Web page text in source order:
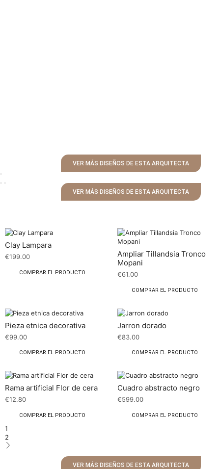
VER MÁS DISEÑOS DE ESTA ARQUITECTA
VER MÁS DISEÑOS DE ESTA ARQUITECTA
Clay Lampara
€199.00
COMPRAR EL PRODUCTO
Ampliar Tillandsia Tronco
Mopani
€61.00
COMPRAR EL PRODUCTO
Pieza etnica decorativa
€99.00
COMPRAR EL PRODUCTO
Jarron dorado
€83.00
COMPRAR EL PRODUCTO
Rama artificial Flor de cera
€12.80
COMPRAR EL PRODUCTO
Cuadro abstracto negro
€599.00
COMPRAR EL PRODUCTO
1
2
VER MÁS DISEÑOS DE ESTA ARQUITECTA